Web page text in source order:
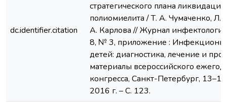
dc.identifier.citation
стратегического плана ликвидации
полиомиелита / Т. А. Чумаченко, Л.
А. Карлова // Журнал
8, № 3, приложение :
детей: диагностика, лечение и
материалы всероссийского
конгресса, Санкт-Петербург,
2016 г. – С. 123.